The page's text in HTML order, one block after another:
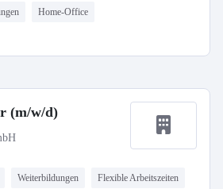
Home-Office
(m/w/d)
Weiterbildungen Flexible Arbeitszeiten